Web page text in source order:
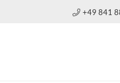
+49 841